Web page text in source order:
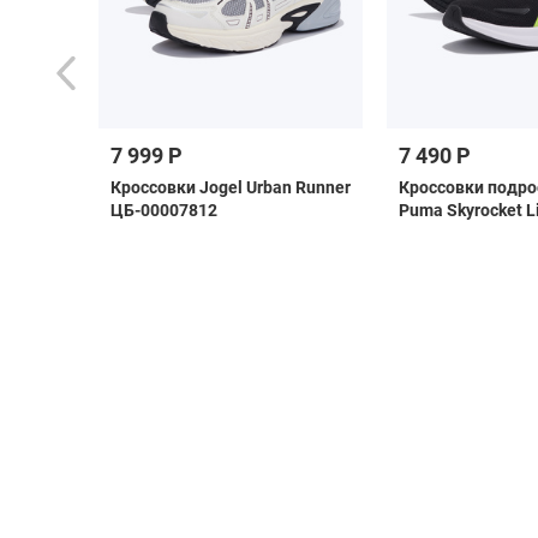
7 999 Р
Кроссовки Jogel Urban Runner
ЦБ-00007812
7 490 Р
Кроссовки
Puma Skyrocket